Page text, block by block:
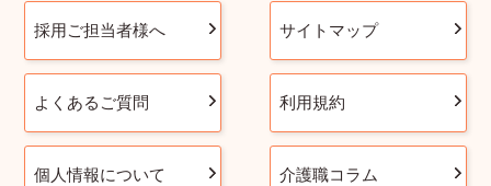
採用ご担当者様へ サイトマップ
よくあるご質問 利用規約
個人情報について 介護職コラム